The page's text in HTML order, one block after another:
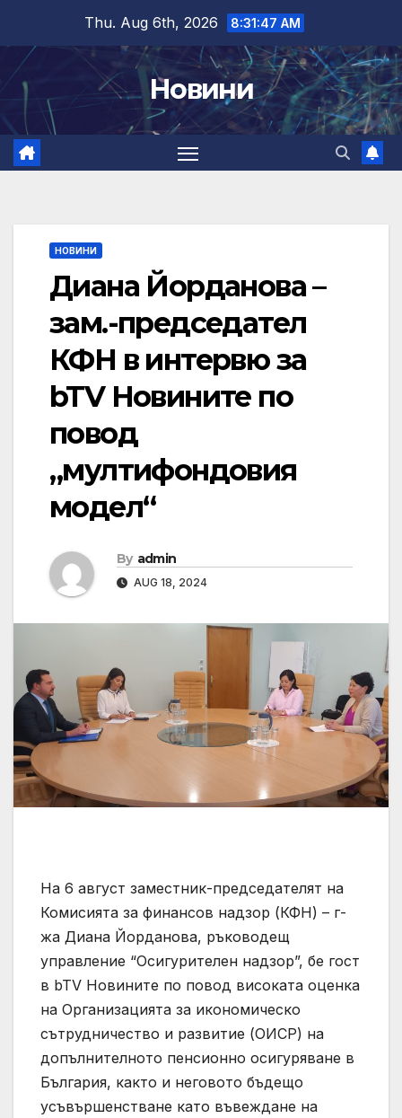
content
Thu. Aug 6th, 2026 8:31:48 AM
Новини
НОВИНИ
Диана Йорданова –
зам.-председател
КФН в интервю за
bTV Новините по
повод
„мултифондовия
модел“
By admin
AUG 18, 2024
На 6 август заместник-председателят на
Комисията за финансов надзор (КФН) – г-
жа Диана Йорданова, ръководещ
управление “Осигурителен надзор”, бе гост
в bTV Новините по повод високата оценка
на Организацията за икономическо
сътрудничество и развитие (ОИСР) на
допълнителното пенсионно осигуряване в
България, както и неговото бъдещо
усъвършенстване като въвеждане на